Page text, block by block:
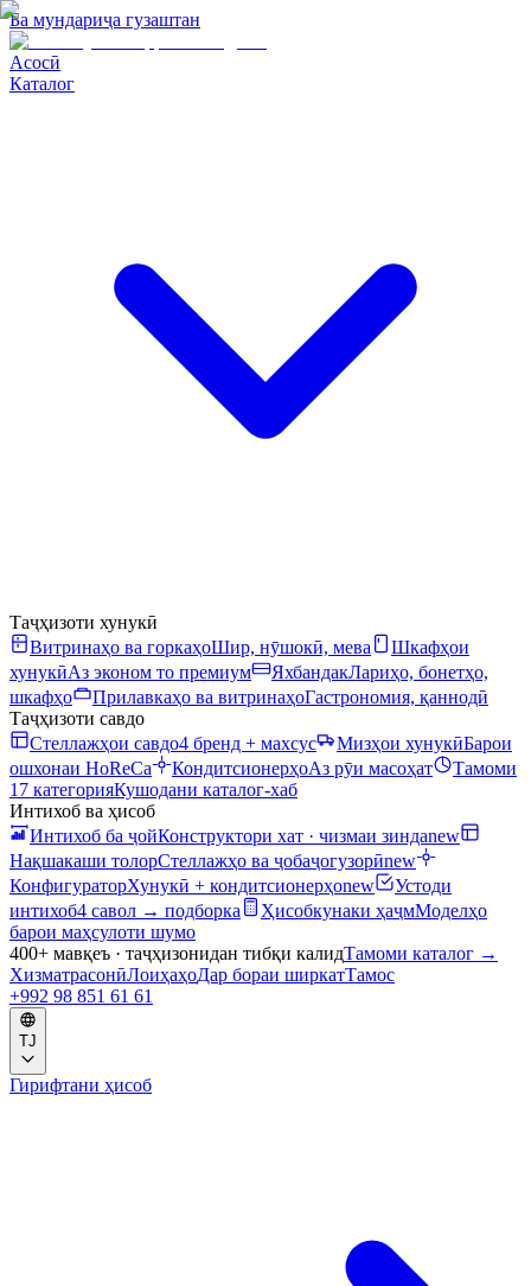
Ба мундариҷа гузаштан
Асосӣ
Каталог
Таҷҳизоти хунукӣ
Витринаҳо ва горкаҳоШир, нӯшокӣ, мева
Шкафҳои
хунукӣАз эконом то премиум ЯхбандакЛариҳо, бонетҳо,
шкафҳо
Прилавкаҳо ва витринаҳоГастрономия, қаннодӣ
Таҷҳизоти савдо
Стеллажҳои савдо4 бренд + махсус Мизҳои хунукӣБарои
ошхонаи HoReCa
КондитсионерҳоАз рӯи масоҳат
Тамоми
17 категорияКушодани каталог-хаб
Интихоб ва ҳисоб
Интихоб ба ҷойКонструктори хат · чизмаи зиндаnew
Нақшакаши толорСтеллажҳо ва ҷобаҷогузорӣnew
КонфигураторХунукӣ + кондитсионерҳоnew
Устоди
интихоб4 савол → подборка Ҳисобкунаки ҳаҷмМоделҳо
барои маҳсулоти шумо
400+ мавқеъ · таҷҳизонидан тибқи калидТамоми каталог →
ХизматрасонӣЛоиҳаҳоДар бораи ширкатТамос
+992 98 851 61 61
TJ
Гирифтани ҳисоб